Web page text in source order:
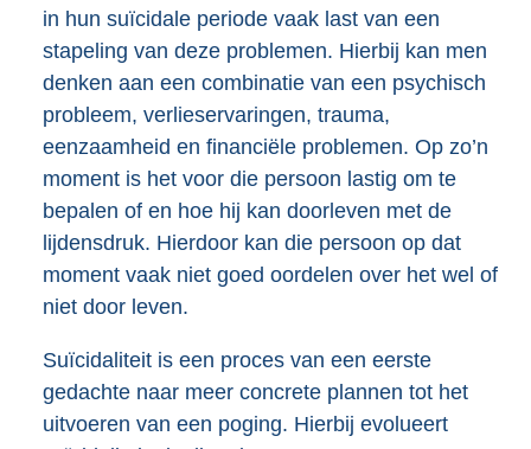
in hun suïcidale periode vaak last van een
stapeling van deze problemen. Hierbij kan men
denken aan een combinatie van een psychisch
probleem, verlieservaringen, trauma,
eenzaamheid en financiële problemen. Op zo’n
moment is het voor die persoon lastig om te
bepalen of en hoe hij kan doorleven met de
lijdensdruk. Hierdoor kan die persoon op dat
moment vaak niet goed oordelen over het wel of
niet door leven.
Suïcidaliteit is een proces van een eerste
gedachte naar meer concrete plannen tot het
uitvoeren van een poging. Hierbij evolueert